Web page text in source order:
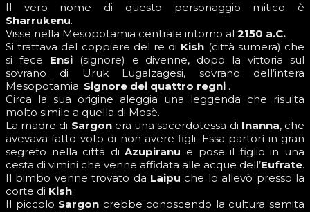
Il vero nome di questo personaggio mitico è
Sharrukenu.
Visse nella Mesopotamia centrale intorno al 2150 a.C.
Si trattava del coppiere del re di Kish (città sumera) che
si fece Ensi(signore) e divenne, dopo la vittoria sul
sovrano di Uruk Lugalzagesi, sovrano dell’intera
Mesopotamia: Signore dei quattro regni .
Circa la sua origine aleggia una leggenda che risulta
molto simile a quella di Mosè.
La madre di Sargonera una sacerdotessa di Inanna, che
avevava fatto voto di non avere figli. Essa partorì in gran
segreto nella città diAzupiranu e pose il figlio in una
cesta di vimini che venne affidata alle acque dell’Eufrate.
Il bimbo venne trovato da Laipu che lo allevò presso la
corte di Kish.
Il piccolo Sargon crebbe conoscendo la cultura semita